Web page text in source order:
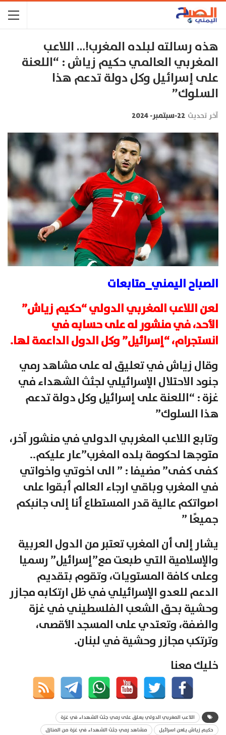
هذه رسالته لبلده المغرب!… اللاعب
المغربي العالمي حكيم زياش : “اللعنة
على إسرائيل وكل دولة تدعم هذا
السلوك”
آخر تحديث 22-سبتمبر- 2024
الصباح اليمني_متابعات
لعن اللاعب المغربي الدولي “حكيم زياش”
الأحد، في منشور له على حسابه في
انستجرام، “إسرائيل” وكل الدول الداعمة لها.
وقال زياش في تعليق له على مشاهد رمي
جنود الاحتلال الإسرائيلي لجثث الشهداء في
غزة : “اللعنة على إسرائيل وكل دولة تدعم
هذا السلوك”
وتابع اللاعب المغربي الدولي في منشور آخر،
متوجها لحكومة بلده المغرب”عار عليكم..
كفى كفى” مضيفا : ” الى اخوتي واخواتي
في المغرب وباقي ارجاء العالم أبقوا على
اصواتكم عالية قدر المستطاع أنا إلى جانبكم
جميعًا ”
يشار إلى أن المغرب تعتبر من الدول العربية
والإسلامية التي طبعت مع”إسرائيل” رسميا
وعلى كافة المستويات، وتقوم بتقديم
الدعم للعدو الإسرائيلي في ظل ارتكابه مجازر
وحشية بحق الشعب الفلسطيني في غزة
والضفة، وتعتدي على المسجد الأقصى،
وترتكب مجازر وحشية في لبنان.
خليك معنا
اللاعب المغربي الدولي يعلق على رمي جثث الشهداء في غزة
حكيم زياش يلعن اسرائيل
مشاهد رمي جثث الشهداء في غزة من المنازل